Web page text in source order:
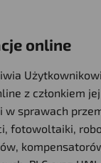
online
z członkiem
w sprawach
fotowoltaiki,